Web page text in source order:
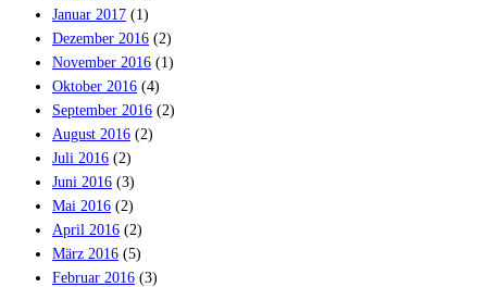
Januar 2017 (1)
Dezember 2016 (2)
November 2016 (1)
Oktober 2016 (4)
September 2016 (2)
August 2016 (2)
Juli 2016 (2)
Juni 2016 (3)
Mai 2016 (2)
April 2016 (2)
März 2016 (5)
Februar 2016 (3)